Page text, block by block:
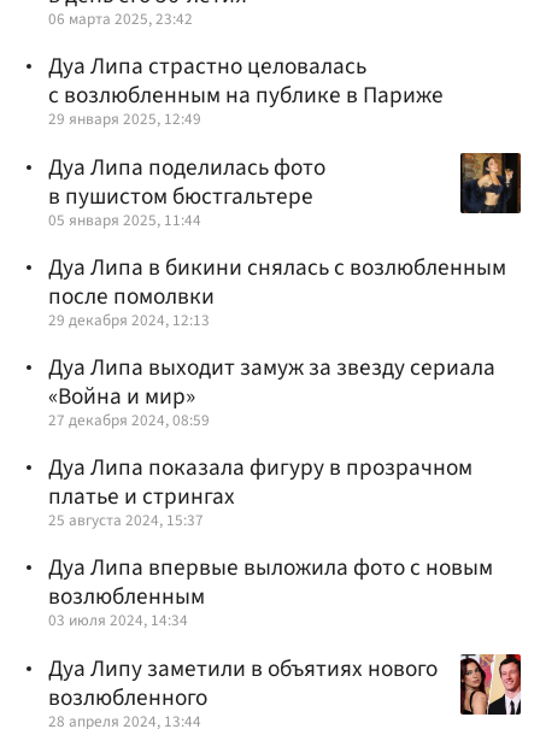
06 марта 2025, 23:42
Дуа Липа страстно целовалась
с возлюбленным на публике в Париже
29 января 2025, 12:49
Дуа Липа поделилась фото
в пушистом бюстгальтере
05 января 2025, 11:44
Дуа Липа в бикини снялась с возлюбленным
после помолвки
29 декабря 2024, 12:13
Дуа Липа выходит замуж за звезду сериала
«Война и мир»
27 декабря 2024, 08:59
Дуа Липа показала фигуру в прозрачном
платье и стрингах
25 августа 2024, 15:37
Дуа Липа впервые выложила фото с новым
возлюбленным
03 июля 2024, 14:34
Дуа Липу заметили в объятиях нового
возлюбленного
28 апреля 2024, 13:44